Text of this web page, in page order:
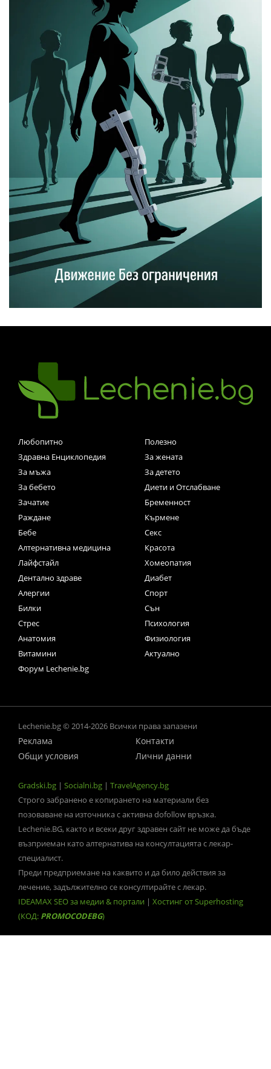
Любопитно
Полезно
Здравна Енциклопедия
За жената
За мъжа
За детето
За бебето
Диети и Отслабване
Зачатие
Бременност
Раждане
Кърмене
Бебе
Секс
Алтернативна медицина
Красота
Лайфстайл
Хомеопатия
Дентално здраве
Диабет
Алергии
Спорт
Билки
Сън
Стрес
Психология
Анатомия
Физиология
Витамини
Актуално
Форум Lechenie.bg
Lechenie.bg © 2014-2026 Всички права запазени
Реклама
Контакти
Общи условия
Лични данни
Gradski.bg | Socialni.bg | TravelAgency.bg
Строго забранено е копирането на материали без
позоваване на източника с активна dofollow връзка.
Lechenie.BG, както и всеки друг здравен сайт не може да бъде
възприеман като алтернатива на консултацията с лекар-
специалист.
Преди предприемане на каквито и да било действия за
лечение, задължително се консултирайте с лекар.
IDEAMAX SEO за медии & портали | Хостинг от Superhosting
(КОД: PROMOCODEBG)